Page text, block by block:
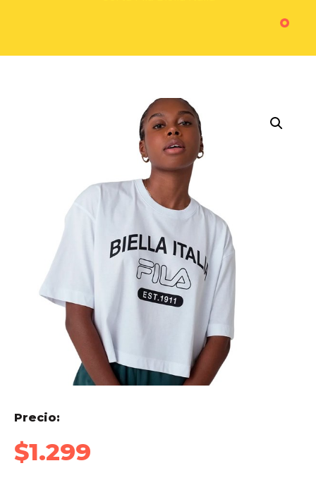
Precio:
$1.299